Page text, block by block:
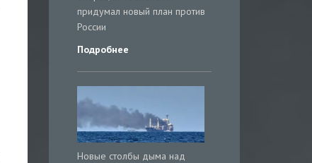
придумал новый план против
России
Подробнее
Новые столбы дыма над